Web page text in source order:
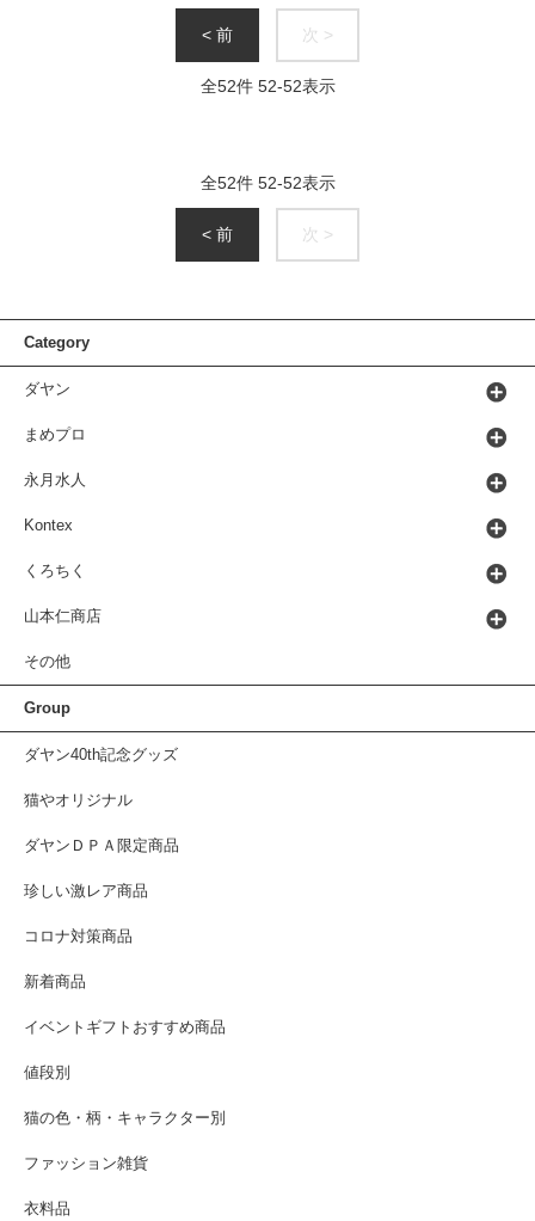
< 前 次 >
全52件 52-52表示
全52件 52-52表示
< 前 次 >
Category
ダヤン
まめプロ
永月水人
Kontex
くろちく
山本仁商店
その他
Group
ダヤン40th記念グッズ
猫やオリジナル
ダヤンＤＰＡ限定商品
珍しい激レア商品
コロナ対策商品
新着商品
イベントギフトおすすめ商品
値段別
猫の色・柄・キャラクター別
ファッション雑貨
衣料品